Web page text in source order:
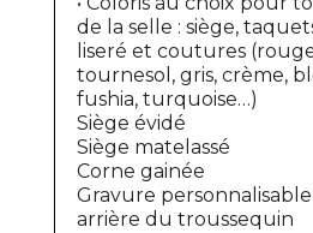
de la selle : siège,
liseré et coutures
tournesol, gris, crème,
fushia, turquoise…)
Siège évidé
Siège matelassé
Corne gainée
Gravure
arrière du troussequin